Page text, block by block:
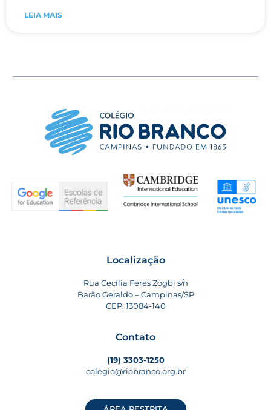
LEIA MAIS
Localização
Rua Cecília Feres Zogbi s/n
Barão Geraldo – Campinas/SP
CEP: 13084-140
Contato
(19) 3303-1250
colegio@riobranco.org.br